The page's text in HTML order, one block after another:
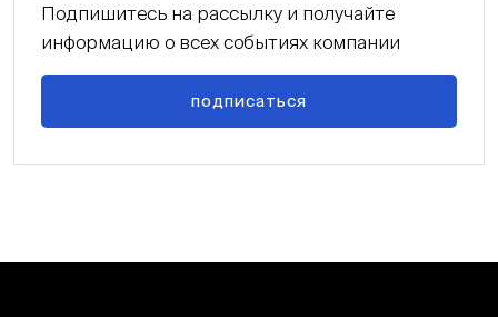
Подпишитесь на рассылку и получайте
информацию о всех событиях компании
подписаться